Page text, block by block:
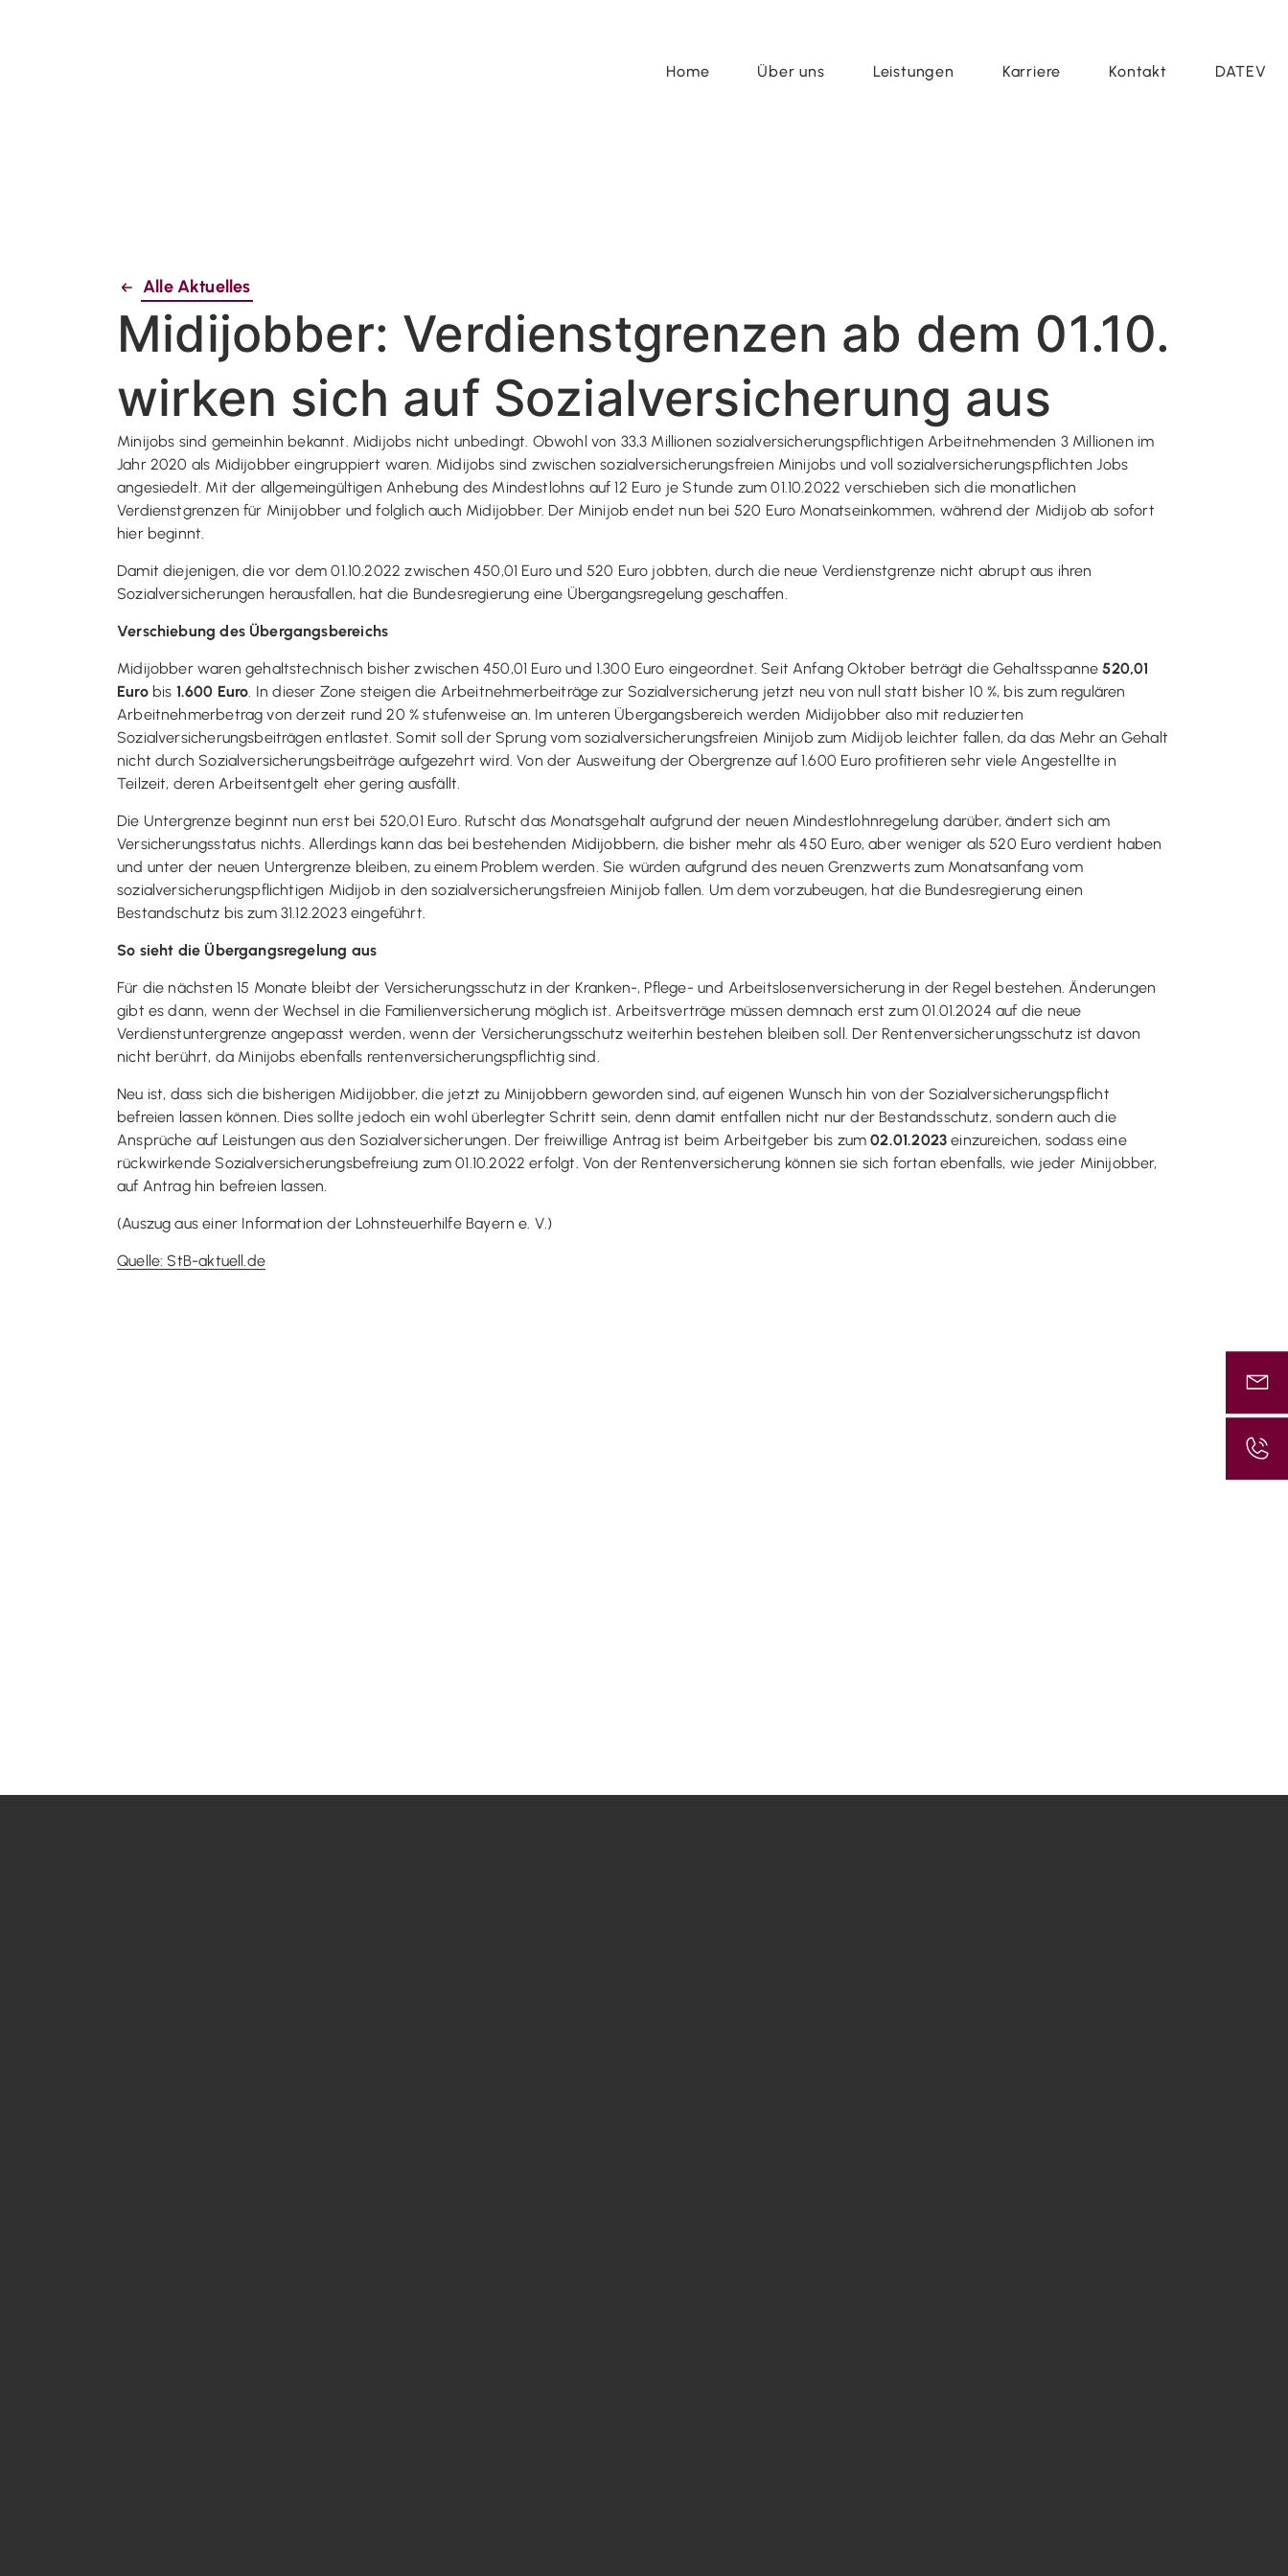
Home Über uns Leistungen Karriere Kontakt DATEV
Alle Aktuelles
Midijobber: Verdienstgrenzen ab dem 01.10.
wirken sich auf Sozialversicherung aus
Minijobs sind gemeinhin bekannt. Midijobs nicht unbedingt. Obwohl von 33,3 Millionen sozialversicherungspflichtigen Arbeitnehmenden 3 Millionen im
Jahr 2020 als Midijobber eingruppiert waren. Midijobs sind zwischen sozialversicherungsfreien Minijobs und voll sozialversicherungspflichten Jobs
angesiedelt. Mit der allgemeingültigen Anhebung des Mindestlohns auf 12 Euro je Stunde zum 01.10.2022 verschieben sich die monatlichen
Verdienstgrenzen für Minijobber und folglich auch Midijobber. Der Minijob endet nun bei 520 Euro Monatseinkommen, während der Midijob ab sofort
hier beginnt.
Damit diejenigen, die vor dem 01.10.2022 zwischen 450,01 Euro und 520 Euro jobbten, durch die neue Verdienstgrenze nicht abrupt aus ihren
Sozialversicherungen herausfallen, hat die Bundesregierung eine Übergangsregelung geschaffen.
Verschiebung des Übergangsbereichs
Midijobber waren gehaltstechnisch bisher zwischen 450,01 Euro und 1.300 Euro eingeordnet. Seit Anfang Oktober beträgt die Gehaltsspanne520,01
Eurobis 1.600 Euro. In dieser Zone steigen die Arbeitnehmerbeiträge zur Sozialversicherung jetzt neu von null statt bisher 10 %, bis zum regulären
Arbeitnehmerbetrag von derzeit rund 20 % stufenweise an. Im unteren Übergangsbereich werden Midijobber also mit reduzierten
Sozialversicherungsbeiträgen entlastet. Somit soll der Sprung vom sozialversicherungsfreien Minijob zum Midijob leichter fallen, da das Mehr an Gehalt
nicht durch Sozialversicherungsbeiträge aufgezehrt wird. Von der Ausweitung der Obergrenze auf 1.600 Euro profitieren sehr viele Angestellte in
Teilzeit, deren Arbeitsentgelt eher gering ausfällt.
Die Untergrenze beginnt nun erst bei 520,01 Euro. Rutscht das Monatsgehalt aufgrund der neuen Mindestlohnregelung darüber, ändert sich am
Versicherungsstatus nichts. Allerdings kann das bei bestehenden Midijobbern, die bisher mehr als 450 Euro, aber weniger als 520 Euro verdient haben
und unter der neuen Untergrenze bleiben, zu einem Problem werden. Sie würden aufgrund des neuen Grenzwerts zum Monatsanfang vom
sozialversicherungspflichtigen Midijob in den sozialversicherungsfreien Minijob fallen. Um dem vorzubeugen, hat die Bundesregierung einen
Bestandschutz bis zum 31.12.2023 eingeführt.
So sieht die Übergangsregelung aus
Für die nächsten 15 Monate bleibt der Versicherungsschutz in der Kranken-, Pflege- und Arbeitslosenversicherung in der Regel bestehen. Änderungen
gibt es dann, wenn der Wechsel in die Familienversicherung möglich ist. Arbeitsverträge müssen demnach erst zum 01.01.2024 auf die neue
Verdienstuntergrenze angepasst werden, wenn der Versicherungsschutz weiterhin bestehen bleiben soll. Der Rentenversicherungsschutz ist davon
nicht berührt, da Minijobs ebenfalls rentenversicherungspflichtig sind.
Neu ist, dass sich die bisherigen Midijobber, die jetzt zu Minijobbern geworden sind, auf eigenen Wunsch hin von der Sozialversicherungspflicht
befreien lassen können. Dies sollte jedoch ein wohl überlegter Schritt sein, denn damit entfallen nicht nur der Bestandsschutz, sondern auch die
Ansprüche auf Leistungen aus den Sozialversicherungen. Der freiwillige Antrag ist beim Arbeitgeber bis zum02.01.2023 einzureichen, sodass eine
rückwirkende Sozialversicherungsbefreiung zum 01.10.2022 erfolgt. Von der Rentenversicherung können sie sich fortan ebenfalls, wie jeder Minijobber,
auf Antrag hin befreien lassen.
(Auszug aus einer Information der Lohnsteuerhilfe Bayern e. V.)
Quelle: StB-aktuell.de